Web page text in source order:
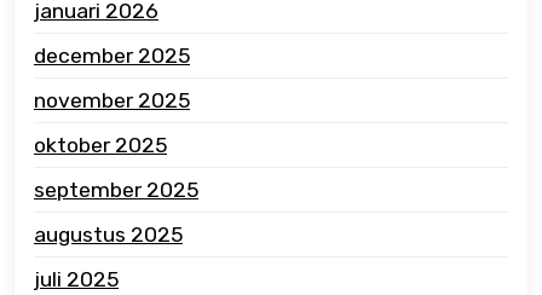
januari 2026
december 2025
november 2025
oktober 2025
september 2025
augustus 2025
juli 2025